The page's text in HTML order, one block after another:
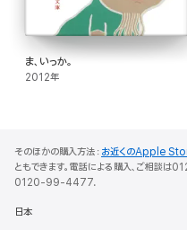
ま、いっか。
2012年
そのほかの購入方法： お近くのApple
ともできます。電話による購入、ご相
0120-99-4477.
日本